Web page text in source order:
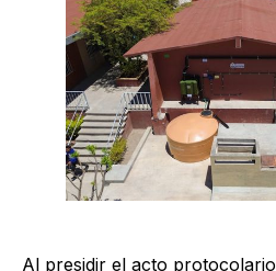
Al presidir el acto